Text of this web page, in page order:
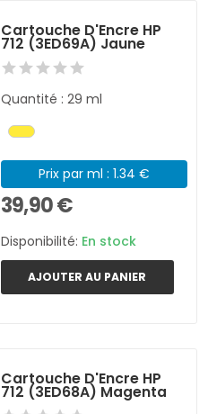
Cartouche D'Encre HP
712 (3ED69A) Jaune
Quantité : 29 ml
Prix par ml : 1.34 €
39,90 €
Disponibilité: En stock
AJOUTER AU PANIER
Cartouche D'Encre HP
712 (3ED68A) Magenta